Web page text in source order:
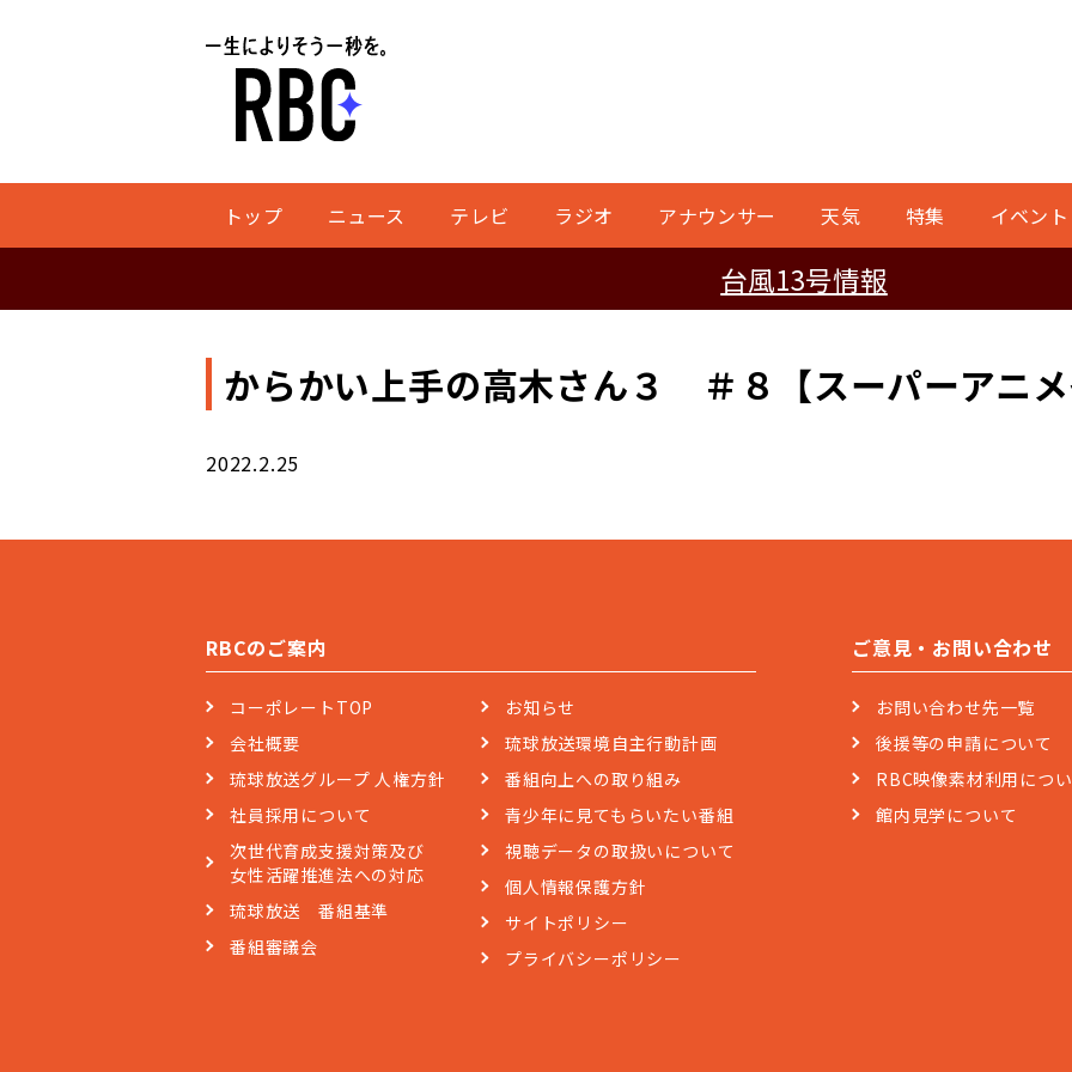
トップ ニュース テレビ ラジオ アナウンサー 天気 特集 イベント
台風13号情報
からかい上手の高木さん３ ＃８【スーパーアニ
2022.2.25
RBCのご案内
コーポレートTOP
会社概要
琉球放送グループ 人権方針
社員採用について
次世代育成支援対策及び
女性活躍推進法への対応
琉球放送 番組基準
番組審議会
お知らせ
琉球放送環境自主行動計画
番組向上への取り組み
青少年に見てもらいたい番組
視聴データの取扱いについて
個人情報保護方針
サイトポリシー
プライバシーポリシー
ご意見・お問い合わせ
お問い合わせ先一覧
後援等の申請について
RBC映像素材利用につ
館内見学について